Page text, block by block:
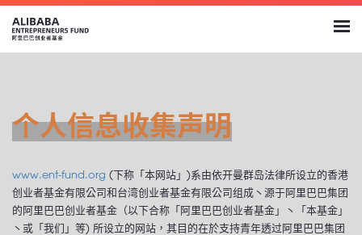
个人信息收集声明
www.ent-fund.org (下称「本网站」)系由依开曼群岛法律所设立的香港
创业者基金有限公司和台湾创业者基金有限公司组成丶源于阿里巴巴集团
的阿里巴巴创业者基金（以下合称「阿里巴巴创业者基金」丶「本基金」
丶或「我们」等) 所设立的网站，其目的在於支持青年透过阿里巴巴集团